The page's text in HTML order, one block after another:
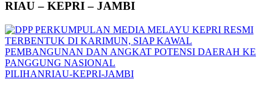
RIAU – KEPRI – JAMBI
PILIHANRIAU-KEPRI-JAMBI